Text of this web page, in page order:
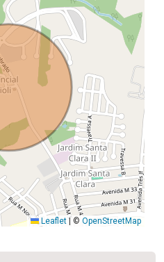
Leaflet | © OpenStreetMap